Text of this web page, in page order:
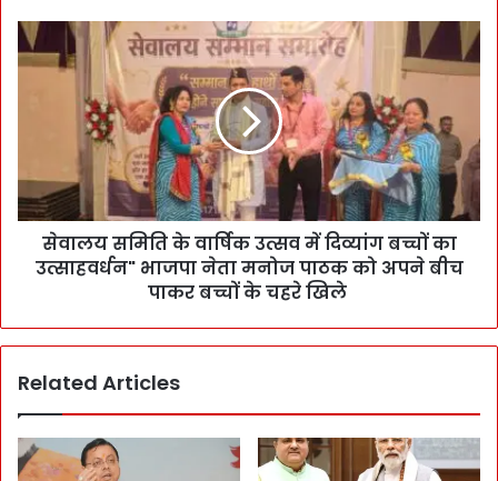
सेवालय समिति के वार्षिक उत्सव में दिव्यांग बच्चों का
उत्साहवर्धन" भाजपा नेता मनोज पाठक को अपने बीच
पाकर बच्चों के चहरे खिले
Related Articles